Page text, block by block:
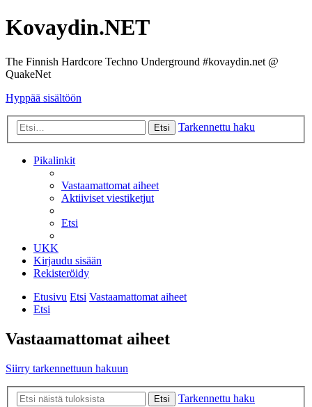
Kovaydin.NET
The Finnish Hardcore Techno Underground #kovaydin.net @
QuakeNet
Hyppää sisältöön
Etsi Tarkennettu haku
Pikalinkit
Vastaamattomat aiheet
Aktiiviset viestiketjut
Etsi
UKK
Kirjaudu sisään
Rekisteröidy
Etusivu Etsi Vastaamattomat aiheet
Etsi
Vastaamattomat aiheet
Siirry tarkennettuun hakuun
Etsi
Tarkennettu haku